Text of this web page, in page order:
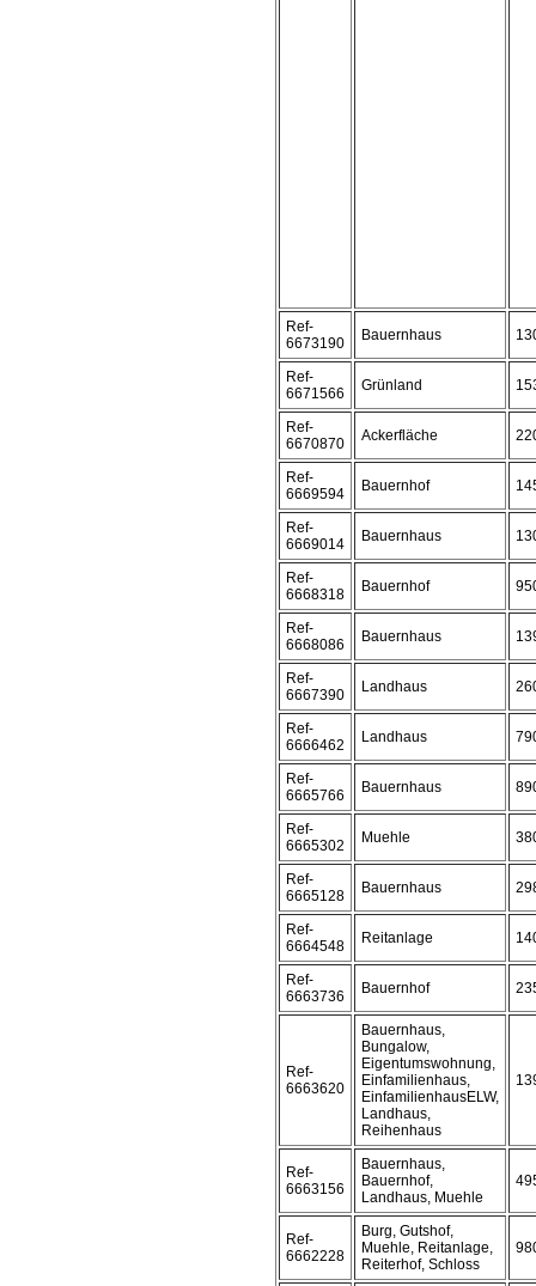
Ref-
6673190
Bauernhaus
Ref-
6671566
Grünland
Ref-
6670870
Ackerfläche
Ref-
6669594
Bauernhof
Ref-
6669014
Bauernhaus
Ref-
6668318
Bauernhof
Ref-
6668086
Bauernhaus
Ref-
6667390
Landhaus
Ref-
6666462
Landhaus
Ref-
6665766
Bauernhaus
Ref-
6665302
Muehle
Ref-
6665128
Bauernhaus
Ref-
6664548
Reitanlage
Ref-
6663736
Bauernhof
Ref-
6663620
Bauernhaus,
Bungalow,
Eigentumswohnung,
Einfamilienhaus,
EinfamilienhausELW,
Landhaus,
Reihenhaus
Ref-
6663156
Bauernhaus,
Bauernhof,
Landhaus, Muehle
Ref-
6662228
Burg, Gutshof,
Muehle, Reitanlage,
Reiterhof, Schloss